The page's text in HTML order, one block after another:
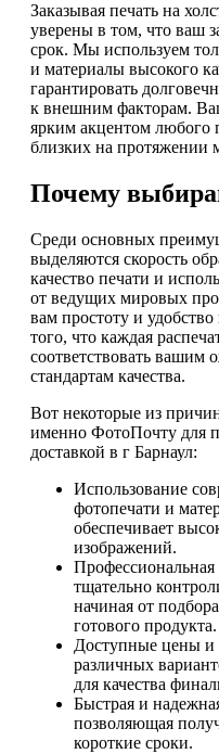
Заказывая печать на
уверены в том, что ваш
срок. Мы используем
и материалы высокого
гарантировать
к внешним факторам.
ярким акцентом любого
близких на протяжении
Почему
Среди основных
выделяются скорость
качество печати и
от ведущих мировых
вам простоту и
того, что каждая
соответствовать
стандартам качества.
Вот некоторые из
именно ФотоПочту для
доставкой в г Барнаул:
Использование
фотопечати и
обеспечивает
изображений.
Профессиональная
тщательно
начиная от
готового продукта.
Доступные цены и
различных
для качества
Быстрая и
позволяющая
короткие сроки.